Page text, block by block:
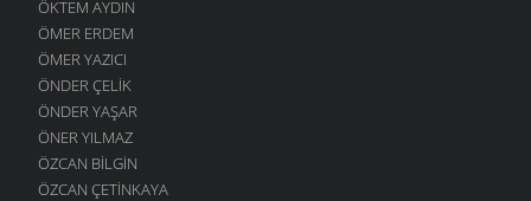
ÖKTEM AYDIN
ÖMER ERDEM
ÖMER YAZICI
ÖNDER ÇELIK
ÖNDER YAŞAR
ÖNER YILMAZ
ÖZCAN BILGIN
ÖZCAN ÇETINKAYA